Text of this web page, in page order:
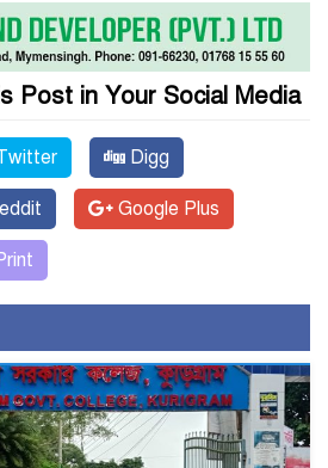
Post in Your Social Media
Digg
Google Plus